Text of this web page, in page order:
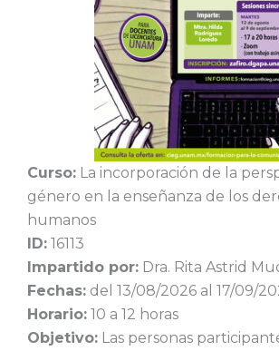
Curso: La incorporación de la
género en la enseñanza de los
humanos
ID: 16113
Impartido por: Dra. Rita Astrid
Fechas: del 13/08/2026 al 17/09/
Horario: 10 a 12 horas
Objetivo: Las personas